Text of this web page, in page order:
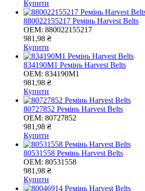
Купити
880022155217 Ремінь Harvest Belts
OEM: 880022155217
981,98 ₴
Купити
834190M1 Ремінь Harvest Belts
OEM: 834190M1
981,98 ₴
Купити
80727852 Ремінь Harvest Belts
OEM: 80727852
981,98 ₴
Купити
80531558 Ремінь Harvest Belts
OEM: 80531558
981,98 ₴
Купити